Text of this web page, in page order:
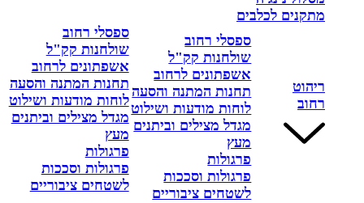
מתקנים לכלבים
ריהוט
רחוב
ספסלי רחוב
שולחנות קק"ל
אשפתונים לרחוב
תחנות המתנה והסעה
לוחות מודעות ושילוט
מגדל מצילים וביתנים
מעץ
פרגולות
פרגולות וסככות
לשטחים ציבוריים
ספסלי רחוב
שולחנות קק"ל
אשפתונים לרחוב
תחנות המתנה והסעה
לוחות מודעות ושילוט
מגדל מצילים וביתנים
מעץ
פרגולות
פרגולות וסככות
לשטחים ציבוריים